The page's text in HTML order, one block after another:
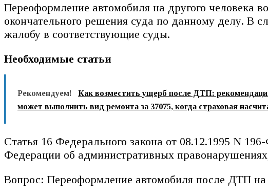
Переоформление автомобиля на другого человека
окончательного решения суда по данному делу. В
жалобу в соответствующие суды.
Необходимые статьи
Рекомендуем!
Как возместить ущерб после ДТП:
может выполнить вид ремонта за 37075, когда страховая
Статья 16 Федерального закона от 08.12.1995 N
Федерации об административных
Вопрос: Переоформление автомобиля после ДТП на